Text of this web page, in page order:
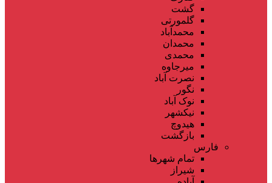
گشت
گلمورتی
محمدآباد
محمدان
محمدی
میرجاوه
نصرت آباد
نگور
نوک آباد
نیکشهر
هیدوچ
بازگشت
فارس
تمام شهر‌ها
شیراز